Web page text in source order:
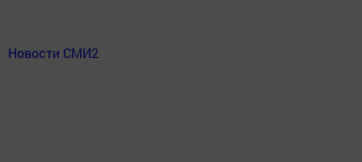
Новости СМИ2